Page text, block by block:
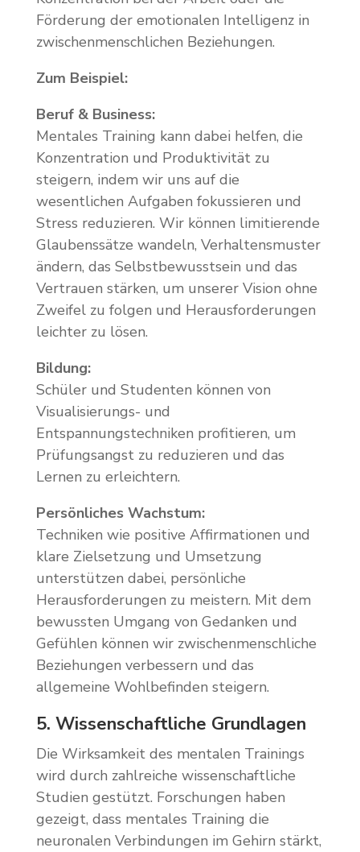
Förderung der emotionalen Intelligenz in
zwischenmenschlichen Beziehungen.
Zum Beispiel:
Beruf & Business:
Mentales Training kann dabei helfen, die
Konzentration und Produktivität zu
steigern, indem wir uns auf die
wesentlichen Aufgaben fokussieren und
Stress reduzieren. Wir können limitierende
Glaubenssätze wandeln, Verhaltensmuster
ändern, das Selbstbewusstsein und das
Vertrauen stärken, um unserer Vision ohne
Zweifel zu folgen und Herausforderungen
leichter zu lösen.
Bildung:
Schüler und Studenten können von
Visualisierungs- und
Entspannungstechniken profitieren, um
Prüfungsangst zu reduzieren und das
Lernen zu erleichtern.
Persönliches Wachstum:
Techniken wie positive Affirmationen und
klare Zielsetzung und Umsetzung
unterstützen dabei, persönliche
Herausforderungen zu meistern. Mit dem
bewussten Umgang von Gedanken und
Gefühlen können wir zwischenmenschliche
Beziehungen verbessern und das
allgemeine Wohlbefinden steigern.
5. Wissenschaftliche Grundlagen
Die Wirksamkeit des mentalen Trainings
wird durch zahlreiche wissenschaftliche
Studien gestützt. Forschungen haben
gezeigt, dass mentales Training die
neuronalen Verbindungen im Gehirn stärkt,